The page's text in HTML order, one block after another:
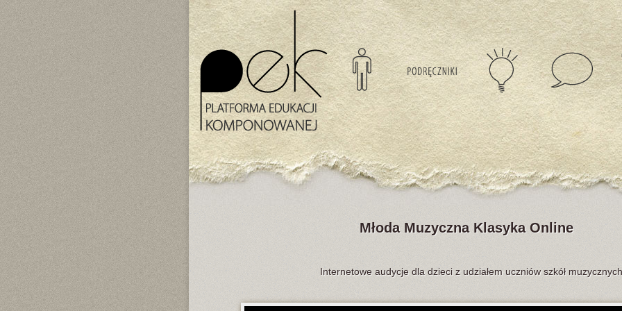
Młoda Muzyczna Klasyka Online
Internetowe audycje dla dzieci z udziałem uczniów szkół